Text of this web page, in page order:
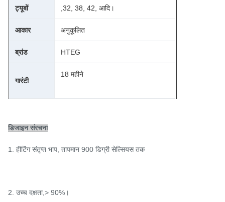
ट्यूबों ,32, 38, 42, आदि।
आकार अनुकूलित
ब्रांड HTEG
गारंटी
18 महीने
डिजाइन संरचना
1. हीटिंग संतृप्त भाप, तापमान 900 डिग्री सेल्सियस तक
2. उच्च दक्षता,> 90%।